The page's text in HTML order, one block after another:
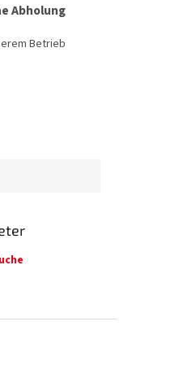
Abholung
Betrieb